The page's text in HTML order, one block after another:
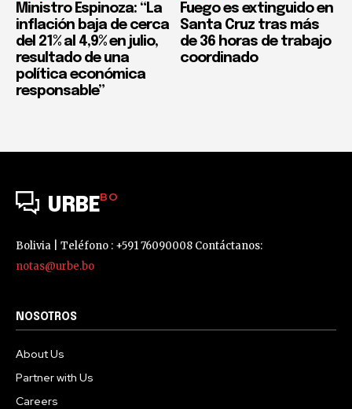
Ministro Espinoza: “La
inflación baja de cerca
del 21% al 4,9% en julio,
resultado de una
política económica
responsable”
Fuego es extinguido en
Santa Cruz tras más
de 36 horas de trabajo
coordinado
URBEBO
Bolivia | Teléfono : +591 76090008 Contáctanos:
notas@urbe.bo
NOSOTROS
About Us
Partner with Us
Careers